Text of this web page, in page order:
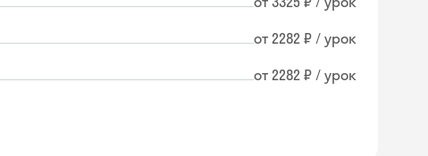
от 2282 ₽ / урок
от 2282 ₽ / урок